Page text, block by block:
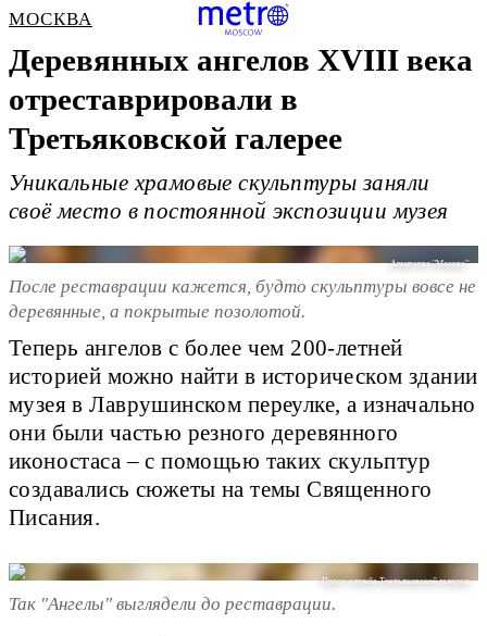
МОСКВА
Деревянных ангелов XVIII века
отреставрировали в
Третьяковской галерее
Уникальные храмовые скульптуры заняли
своё место в постоянной экспозиции музея
Агентство "Москва"
После реставрации кажется, будто скульптуры вовсе не
деревянные, а покрытые позолотой.
Теперь ангелов с более чем 200-летней
историей можно найти в историческом здании
музея в Лаврушинском переулке, а изначально
они были частью резного деревянного
иконостаса – с помощью таких скульп­тур
создавались сюжеты на темы Священного
Писания.
Пресс-служба Третьяковской галереи
Так "Ангелы" выглядели до реставрации.